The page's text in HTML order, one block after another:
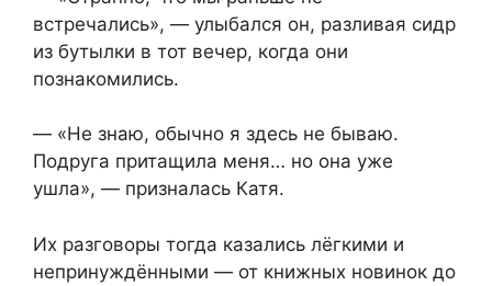
встречались», — улыбался он, разливая сидр
из бутылки в тот вечер, когда они
познакомились.
— «Не знаю, обычно я здесь не бываю.
Подруга притащила меня… но она уже
ушла», — призналась Катя.
Их разговоры тогда казались лёгкими и
непринуждёнными — от книжных новинок до